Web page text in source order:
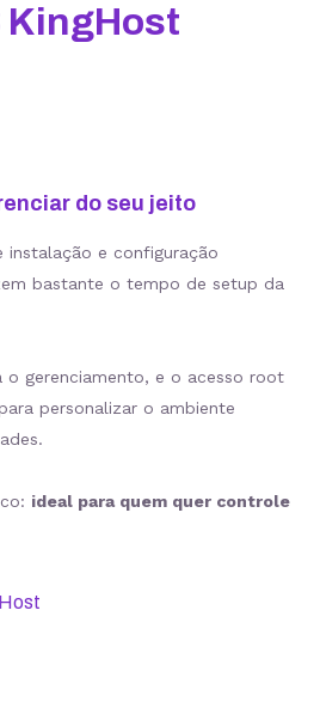
KingHost
do seu jeito
instalação e configuração
bastante o tempo de setup da
o gerenciamento, e o acesso root
personalizar o ambiente
ideal para quem quer controle